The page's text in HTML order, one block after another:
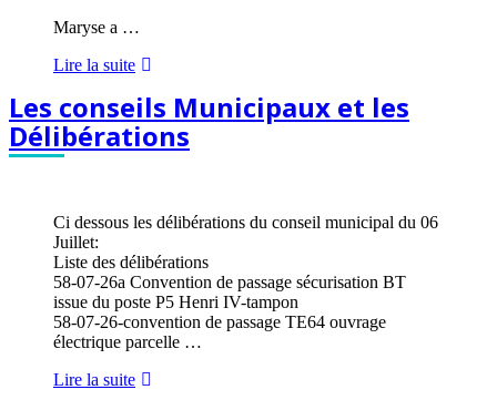
Maryse a …
Lire la suiteHommage
une
ancienne
conseillère
Les conseils Municipaux et les
Délibérations
Ci dessous les délibérations du conseil municipal du 06
Juillet:
Liste des délibérations
58-07-26a Convention de passage sécurisation BT
issue du poste P5 Henri IV-tampon
58-07-26-convention de passage TE64 ouvrage
électrique parcelle …
Lire la suiteLes